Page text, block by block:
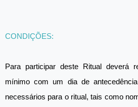
CONDIÇÕES:
Para participar deste Ritual deverá
mínimo com um dia de
necessários para o ritual, tais como